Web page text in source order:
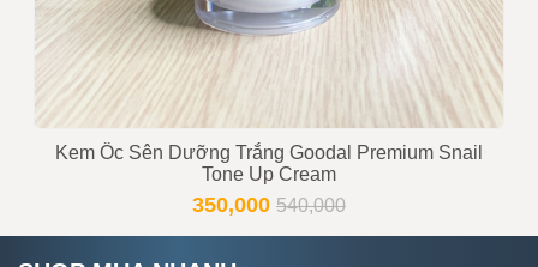
Kem Ốc Sên Dưỡng Trắng Goodal Premium Snail
Tone Up Cream
350,000 540,000